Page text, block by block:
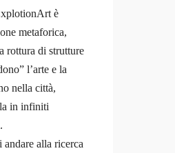
è
metaforica,
rottura di strutture
l’arte e la
nella città,
in infiniti
andare alla ricerca